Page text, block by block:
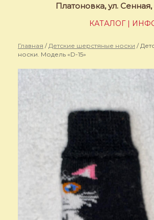
Платоновка, ул.
КАТАЛОГ |
Главная / Детские шерстяные носки /
носки. Модель «D-15»